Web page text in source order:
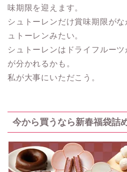
味期限を迎えます。
シュトーレンだけ賞味期限が
ュトーレンみたい。
シュトーレンはドライフルー
が分かれるかも。
私が大事にいただこう。
今から買うなら新春福袋詰